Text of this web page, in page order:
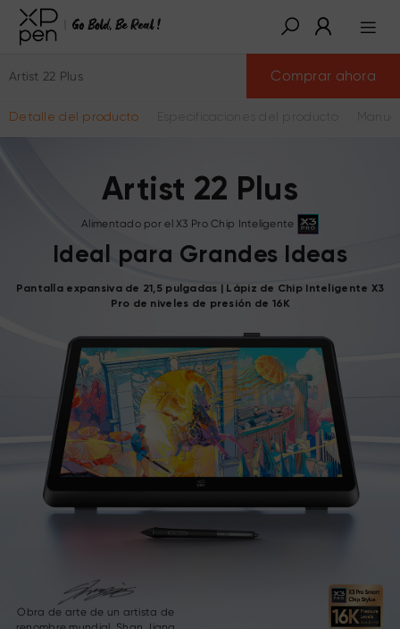
Artist 22 Plus
Detalle del producto
Comprar ahora
Artist 22 Plus
Alimentado por el X3 Pro Chip Inteligente
Ideal para Grandes Ideas
Pantalla expansiva de 21,5 pulgadas | Lápiz de Chip Inteligente X3
Pro de niveles de presión de 16K
Obra de arte de un artista de